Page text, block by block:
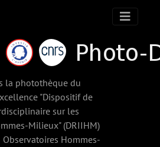
la photothèque du
"Dispositif de
sur les
Milieux" (DRIIHM)
Hommes-